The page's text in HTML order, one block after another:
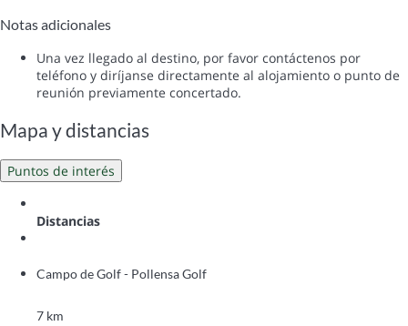
Notas adicionales
Una vez llegado al destino, por favor contáctenos por
teléfono y diríjanse directamente al alojamiento o punto de
reunión previamente concertado.
Mapa y distancias
Puntos de interés
Distancias
Campo de Golf - Pollensa Golf
7 km